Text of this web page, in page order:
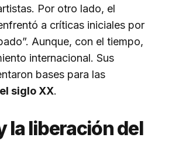
Por otro lado, el
a críticas iniciales por
Aunque, con el tiempo,
internacional. Sus
bases para las
siglo XX.
la liberación del